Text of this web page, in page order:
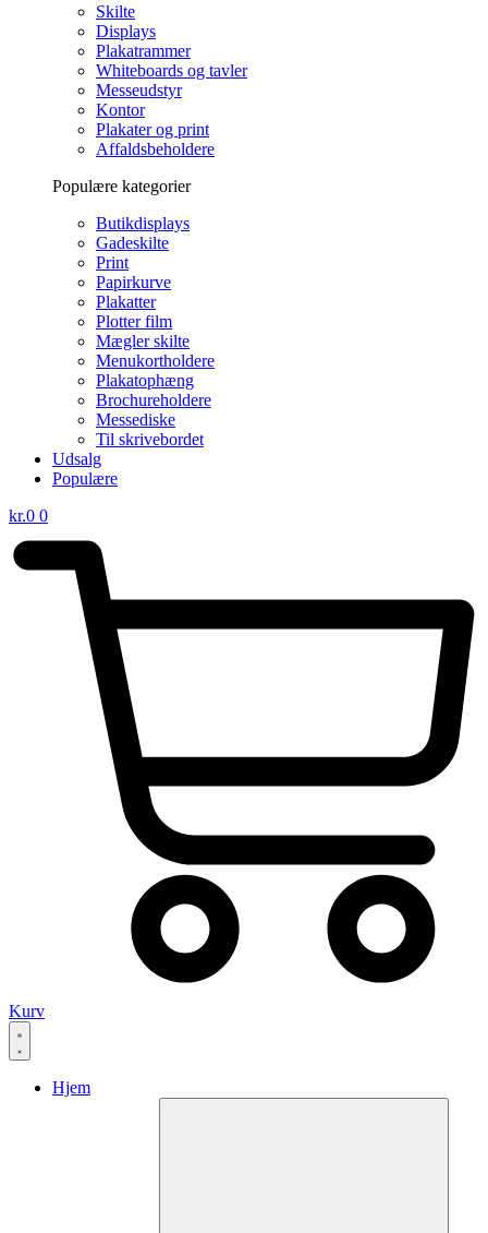
Skilte
Displays
Plakatrammer
Whiteboards og tavler
Messeudstyr
Kontor
Plakater og print
Affaldsbeholdere
Populære kategorier
Butikdisplays
Gadeskilte
Print
Papirkurve
Plakatter
Plotter film
Mægler skilte
Menukortholdere
Plakatophæng
Brochureholdere
Messediske
Til skrivebordet
Udsalg
Populære
kr.0 0
Kurv
Hjem